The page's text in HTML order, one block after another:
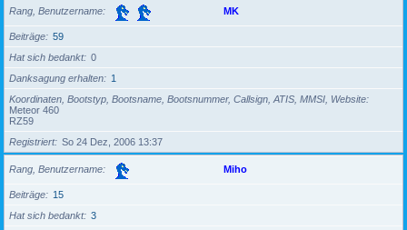
Rang, Benutzername MK
Beiträge
59
Hat sich bedankt
0
Danksagung erhalten
1
Koordinaten, Bootstyp, Bootsname, Bootsnummer, Callsign, ATIS, MMSI, Website
Meteor 460
RZ59
Registriert
So 24 Dez, 2006 13:37
Rang, Benutzername Miho
Beiträge
15
Hat sich bedankt
3